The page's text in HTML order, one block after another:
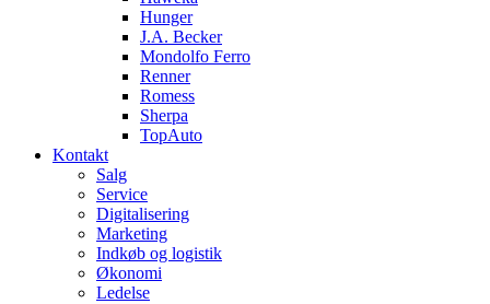
Hunger
J.A. Becker
Mondolfo Ferro
Renner
Romess
Sherpa
TopAuto
Kontakt
Salg
Service
Digitalisering
Marketing
Indkøb og logistik
Økonomi
Ledelse